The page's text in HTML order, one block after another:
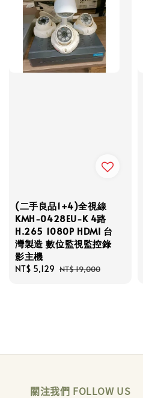
(二手良品1+4)全視線
KMH-0428EU-K 4路
H.265 1080P HDMI 台
灣製造 數位監視監控錄
影主機
Sale
NT$ 5,129 Regular
NT$ 19,000
關注我們 FOLLOW US